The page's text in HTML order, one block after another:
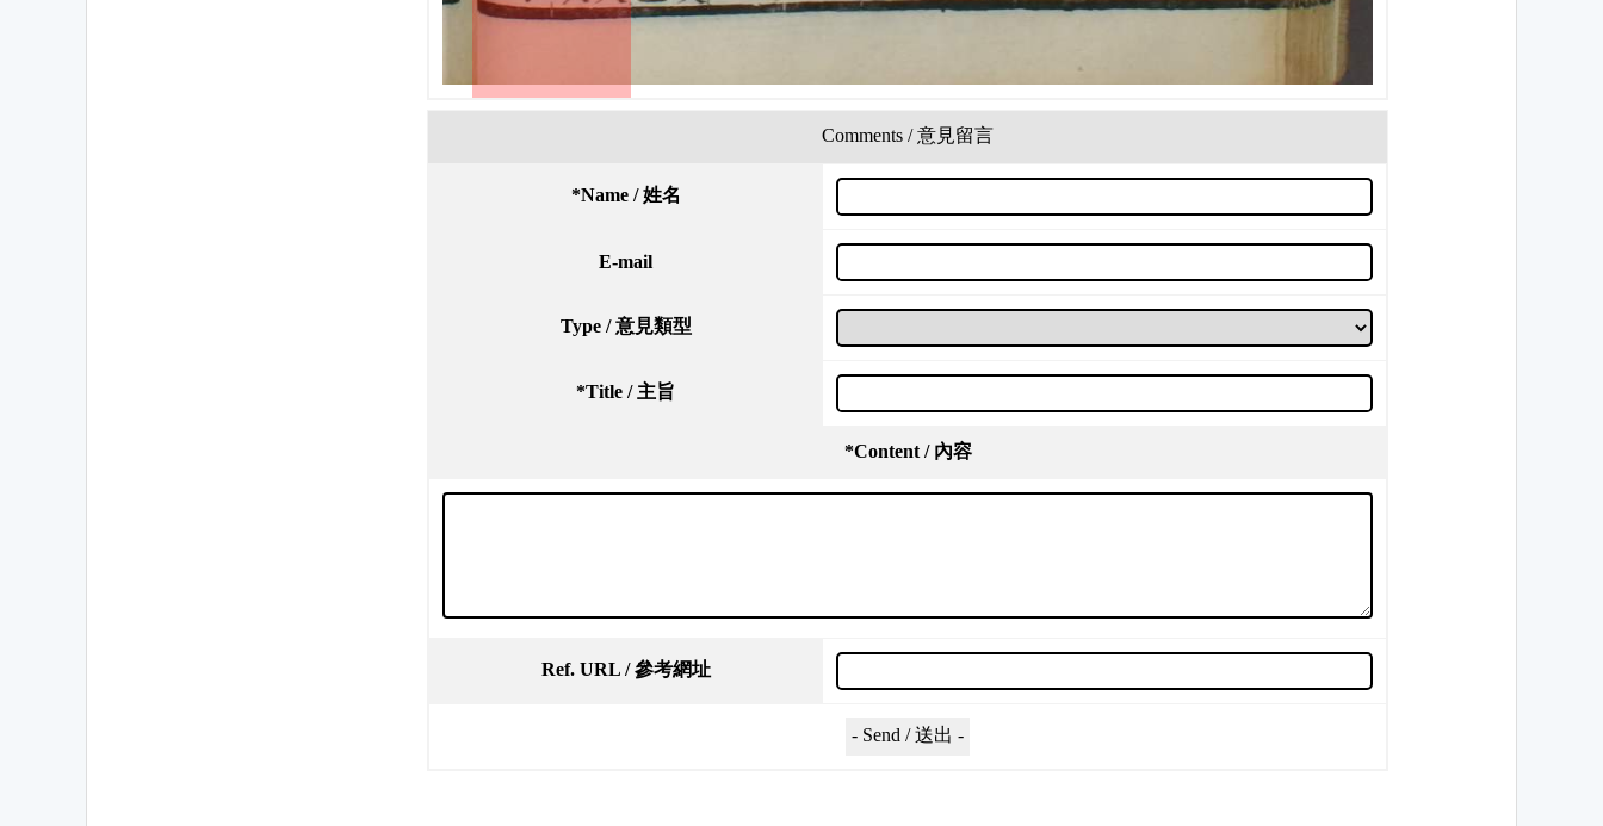
Comments / 意見留言
*Name / 姓名
E-mail
Type / 意見類型
*Title / 主旨
*Content / 內容
Ref. URL / 參考網址